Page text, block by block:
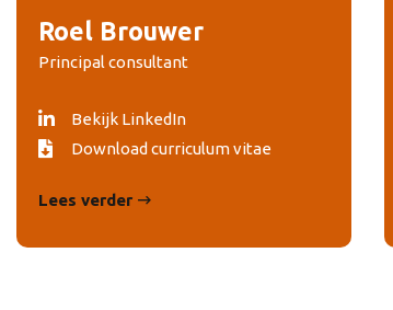
Roel Brouwer
Principal consultant
Bekijk LinkedIn
Download curriculum vitae
Lees verder